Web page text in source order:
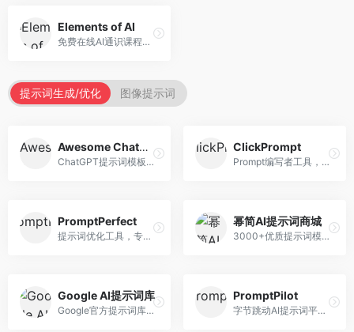
Elements of AI
免费在线AI通识课程，专注于AI基础知识普及。面向普通大众，提供AI概念、原理、应用等入门知识，语言通俗易懂。
提示词生成/优化 图像提示词
Awesome ChatGPT Prompts
ChatGPT提示词模板库，专注于实用提示词收集。面向ChatGPT用户，提供提示词模板、使用场景、效果展示等资源，模板实用性强。
ClickPrompt
Prompt编写者工具，专注于提示词创作辅助。面向提示词创作者，提供提示词编辑、测试、分享等服务，创作工具完善。
PromptPerfect
提示词优化工具，专注于提示词质量提升。面向AI用户，提供提示词优化、效果测试、版本对比等服务，提示词优化专业。
幂简AI提示词商城
3000+优质提示词模板平台，专注于中文提示词。面向中文AI用户，提供提示词模板、分类检索、一键使用等服务，中文提示词丰富。
Google AI提示词库
Google官方提示词库，专注于Gemini模型优化。面向开发者，提供官方提示词指南、最佳实践、示例代码等资源，权威性强。
PromptPilot
字节跳动AI提示词平台，专注于提示词优化与管理。面向AI用户，提供提示词优化、效果测试、团队协作等服务，企业级功能完善。